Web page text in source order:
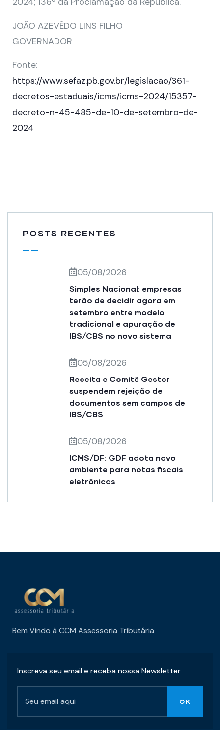
JOÃO AZEVÊDO LINS FILHO
GOVERNADOR
Fonte:
https://www.sefaz.pb.gov.br/legislacao/361-
decretos-estaduais/icms/icms-2024/15357-
decreto-n-45-485-de-10-de-setembro-de-
2024
POSTS RECENTES
05/08/2026
Simples Nacional: empresas
terão de decidir agora em
setembro entre modelo
tradicional e apuração de
IBS/CBS no novo sistema
05/08/2026
Receita e Comitê Gestor
suspendem rejeição de
documentos sem campos de
IBS/CBS
05/08/2026
ICMS/DF: GDF adota novo
ambiente para notas fiscais
eletrônicas
Bem Vindo à CCM Assessoria Tributária
Inscreva seu email e receba nossa Newsletter